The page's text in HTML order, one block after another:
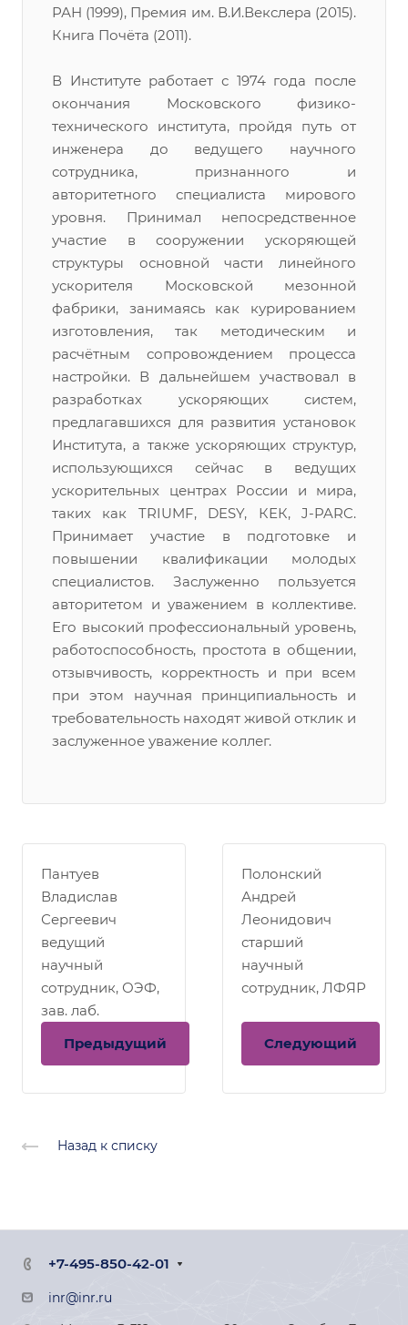
РАН (1999), Премия им. В.И.Векслера (2015).
Книга Почёта (2011).
В Институте работает с 1974 года после
окончания Московского физико-
технического института, пройдя путь от
инженера до ведущего научного
сотрудника, признанного и
авторитетного специалиста мирового
уровня. Принимал непосредственное
участие в сооружении ускоряющей
структуры основной части линейного
ускорителя Московской мезонной
фабрики, занимаясь как курированием
изготовления, так методическим и
расчётным сопровождением процесса
настройки. В дальнейшем участвовал в
разработках ускоряющих систем,
предлагавшихся для развития установок
Института, а также ускоряющих структур,
использующихся сейчас в ведущих
ускорительных центрах России и мира,
таких как TRIUMF, DESY, КЕК, J-PARC.
Принимает участие в подготовке и
повышении квалификации молодых
специалистов. Заслуженно пользуется
авторитетом и уважением в коллективе.
Его высокий профессиональный уровень,
работоспособность, простота в общении,
отзывчивость, корректность и при всем
при этом научная принципиальность и
требовательность находят живой отклик и
заслуженное уважение коллег.
Пантуев
Владислав
Сергеевич
ведущий
научный
сотрудник, ОЭФ,
зав. лаб.
Предыдущий
Полонский
Андрей
Леонидович
старший
научный
сотрудник, ЛФЯР
Следующий
Назад к списку
+7-495-850-42-01
inr@inr.ru